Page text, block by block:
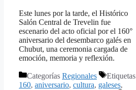
Este lunes por la tarde, el Histórico
Salón Central de Trevelin fue
escenario del acto oficial por el 160°
aniversario del desembarco galés en
Chubut, una ceremonia cargada de
emoción, memoria y reflexión.
Categorías Regionales
Etiquetas
160, aniversario, cultura, galeses,